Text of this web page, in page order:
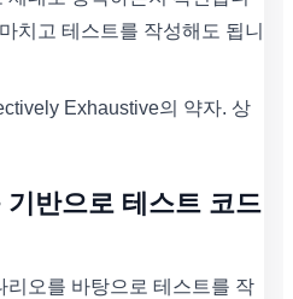
치고 테스트를 작성해도 됩니
Exhaustive의 약자. 상
반으로 테스트 코드
리오를 바탕으로 테스트를 작